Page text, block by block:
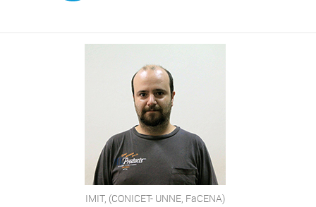
IMIT, (CONICET- UNNE, FaCENA)